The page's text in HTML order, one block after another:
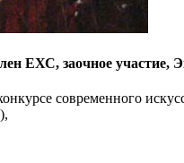
заочное участие,
современного